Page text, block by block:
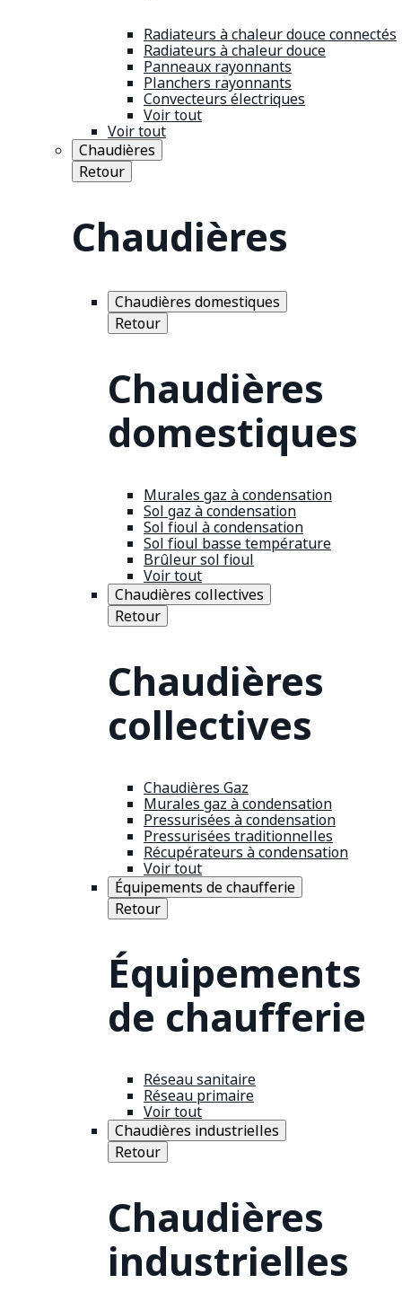
Radiateurs à chaleur douce connectés
Radiateurs à chaleur douce
Panneaux rayonnants
Planchers rayonnants
Convecteurs électriques
Voir tout
Voir tout
Chaudières
Retour
Chaudières
Chaudières domestiques
Retour
Chaudières
domestiques
Murales gaz à condensation
Sol gaz à condensation
Sol fioul à condensation
Sol fioul basse température
Brûleur sol fioul
Voir tout
Chaudières collectives
Retour
Chaudières
collectives
Chaudières Gaz
Murales gaz à condensation
Pressurisées à condensation
Pressurisées traditionnelles
Récupérateurs à condensation
Voir tout
Équipements de chaufferie
Retour
Équipements
de chaufferie
Réseau sanitaire
Réseau primaire
Voir tout
Chaudières industrielles
Retour
Chaudières
industrielles